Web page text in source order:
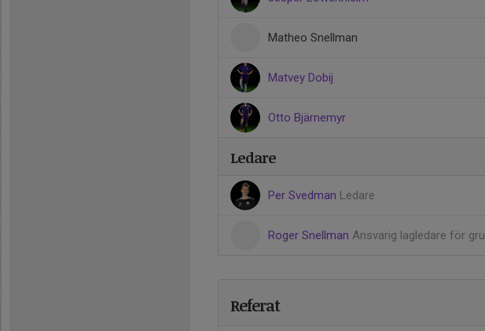
Matheo Snellman
Matvey Dobij
Otto Bjärnemyr
Ledare
Per Svedman Ledare
Roger Snellman Ansvarig lagledare för
Referat